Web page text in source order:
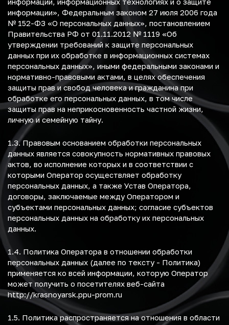
информации», Федеральным законом 27 июля 2006 года
№ 152-ФЗ «О персональных данных», постановлением
Правительства РФ от 01.11.2012 № 1119 «Об
утверждении требований к защите персональных
данных при их обработке в информационных системах
персональных данных», иными федеральными законами и
нормативно-правовыми актами, в целях обеспечения
защиты прав и свобод человека и гражданина при
обработке его персональных данных, в том числе
защиты прав на неприкосновенность частной жизни,
личную и семейную тайну.
1.3. Правовым основанием обработки персональных
данных является совокупность нормативных правовых
актов, во исполнение которых и в соответствии с
которыми Оператор осуществляет обработку
персональных данных, а также Устав Оператора,
договоры, заключаемые между Оператором и
субъектами персональных данных; согласие субъектов
персональных данных на обработку их персональных
данных.
1.4. Политика Оператора в отношении обработки
персональных данных (далее по тексту - Политика)
применяется ко всей информации, которую Оператор
может получить о посетителях веб-сайта
http://krasnoyarsk.ppu-prom.ru
1.5. Политика распространяется на отношения в области